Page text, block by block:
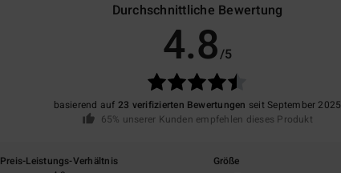
Durchschnittliche Bewertung
4.8/5
basierend auf 23 verifizierten Bewertungen seit September 2025
65% unserer Kunden empfehlen dieses Produkt
Preis-Leistungs-Verhältnis
Größe